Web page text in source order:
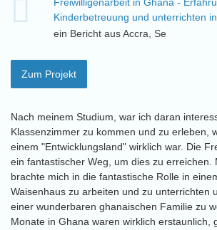
Kinderbetreuung und unterrichten
ein Bericht aus Accra, Se
Zum Projekt
Nach meinem Studium, war ich daran
Klassenzimmer zu kommen und zu erleben,
einem "Entwicklungsland" wirklich war. Die
ein fantastischer Weg, um dies zu erreichen.
brachte mich in die fantastische Rolle in
Waisenhaus zu arbeiten und zu unterrichten
einer wunderbaren ghanaischen Familie zu
Monate in Ghana waren wirklich erstaunlich,